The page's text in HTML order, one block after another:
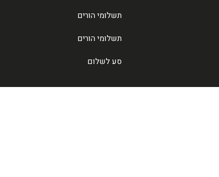
תשלומי הורים
תשלומי הורים
סע לשלום